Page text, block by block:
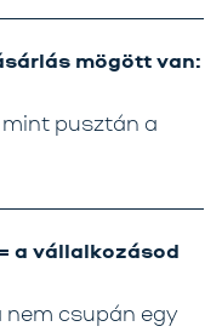
mögött van:
pusztán a
a vállalkozásod
csupán egy